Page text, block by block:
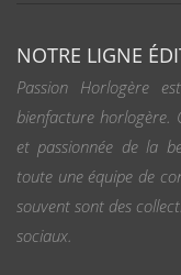
NOTRE LIGNE
Passion Horlogère
bienfacture horlogère.
et passionnée de la
toute une équipe de
souvent sont des
sociaux.